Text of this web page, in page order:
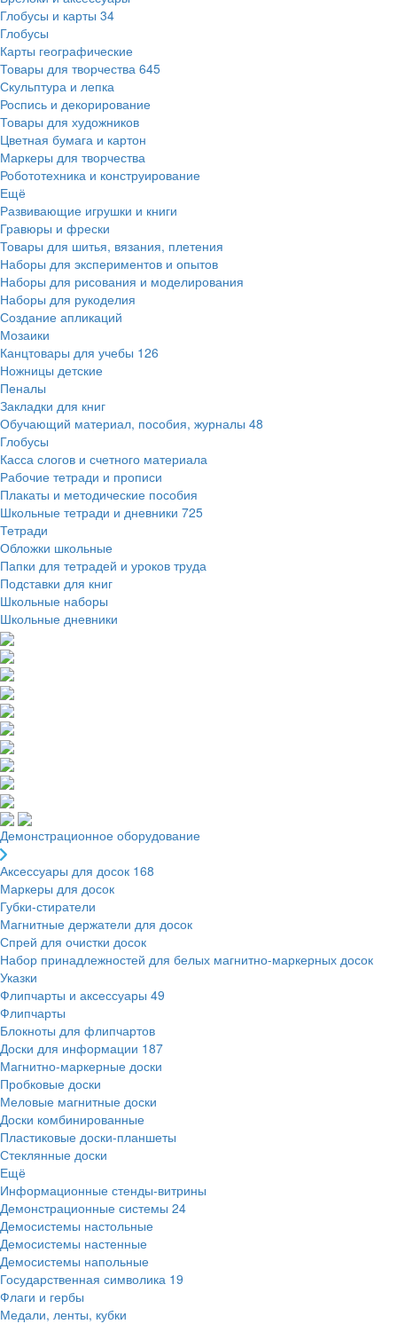
Глобусы и карты 34
Глобусы
Карты географические
Товары для творчества 645
Скульптура и лепка
Роспись и декорирование
Товары для художников
Цветная бумага и картон
Маркеры для творчества
Робототехника и конструирование
Ещё
Развивающие игрушки и книги
Гравюры и фрески
Товары для шитья, вязания, плетения
Наборы для экспериментов и опытов
Наборы для рисования и моделирования
Наборы для рукоделия
Создание апликаций
Мозаики
Канцтовары для учебы 126
Ножницы детские
Пеналы
Закладки для книг
Обучающий материал, пособия, журналы 48
Глобусы
Касса слогов и счетного материала
Рабочие тетради и прописи
Плакаты и методические пособия
Школьные тетради и дневники 725
Тетради
Обложки школьные
Папки для тетрадей и уроков труда
Подставки для книг
Школьные наборы
Школьные дневники
Демонстрационное оборудование
Аксессуары для досок 168
Маркеры для досок
Губки-стиратели
Магнитные держатели для досок
Спрей для очистки досок
Набор принадлежностей для белых магнитно-маркерных досок
Указки
Флипчарты и аксессуары 49
Флипчарты
Блокноты для флипчартов
Доски для информации 187
Магнитно-маркерные доски
Пробковые доски
Меловые магнитные доски
Доски комбинированные
Пластиковые доски-планшеты
Стеклянные доски
Ещё
Информационные стенды-витрины
Демонстрационные системы 24
Демосистемы настольные
Демосистемы настенные
Демосистемы напольные
Государственная символика 19
Флаги и гербы
Медали, ленты, кубки